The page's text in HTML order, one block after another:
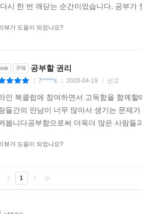
시 한 번 깨닫는 순간이었습니다. 공부
뷰가 도움이 되었나요?
구매 공부할 권리
7*****s 2020-04-19 신고
인 북클럽에 참여하면서 고독함을 함께
들간의 만남이 너무 많아서 생기는 문제
봅니다공부함으로써 더욱더 많은 사람
뷰가 도움이 되었나요?
1